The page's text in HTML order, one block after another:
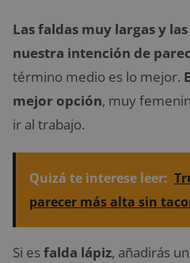
Las faldas muy largas y
nuestra intención de
término medio es lo mejor.
mejor opción, muy
ir al trabajo.
Quizá te interese leer:
parecer más alta sin
Si esfalda lápiz, añadirás